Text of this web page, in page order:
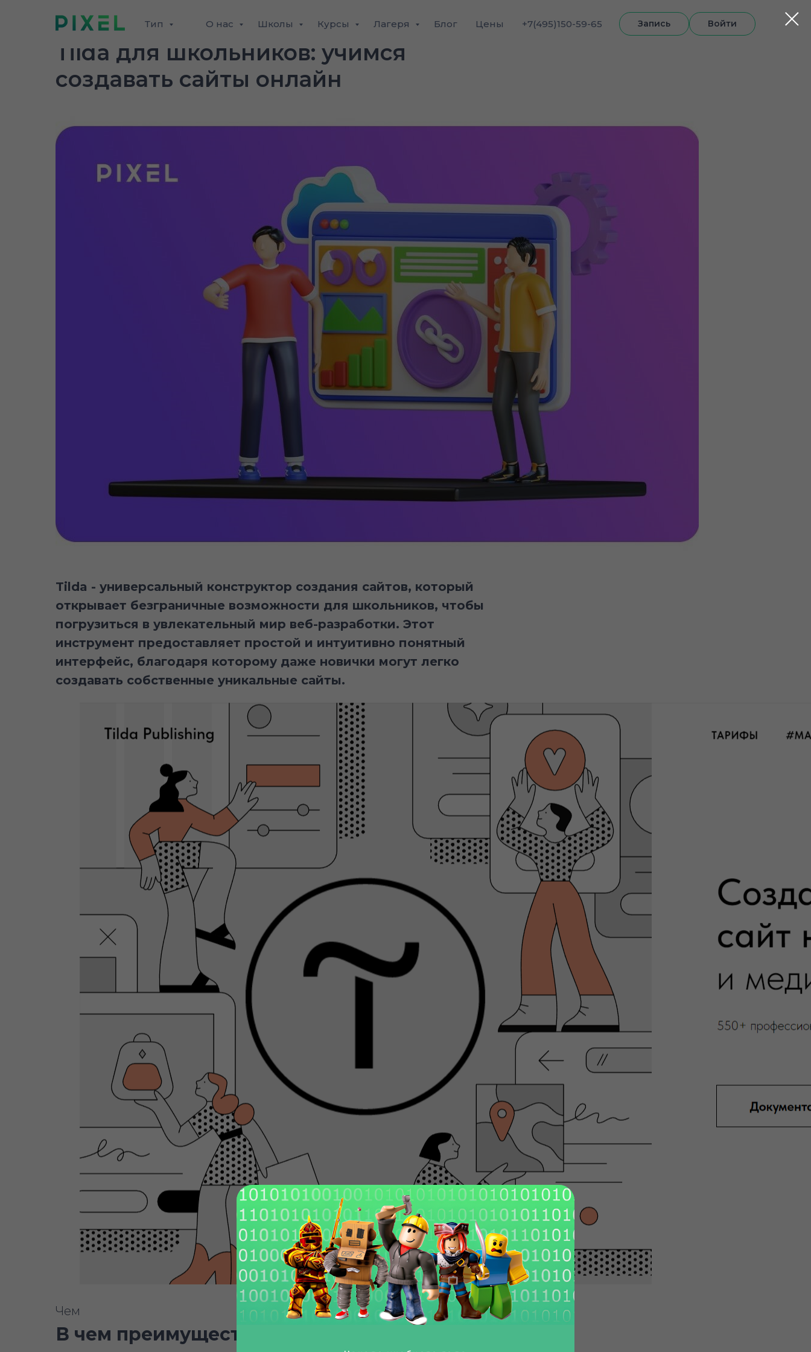
Тип О нас Школы Курсы Лагеря Блог Цены +7(495)150-59-65 Запись Войти
Tilda для школьников: учимся
создавать сайты онлайн
Tilda - универсальный конструктор создания сайтов, который
открывает безграничные возможности для школьников, чтобы
погрузиться в увлекательный мир веб-разработки. Этот
инструмент предоставляет простой и интуитивно понятный
интерфейс, благодаря которому даже новички могут легко
создавать собственные уникальные сайты.
Чем
В чем преимущества Tilda и почему он